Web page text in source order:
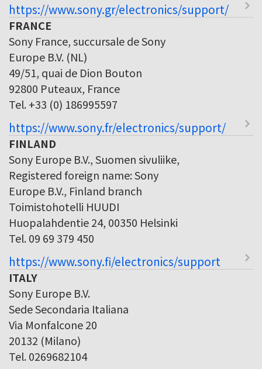
https://www.sony.gr/electronics/support/
FRANCE
Sony France, succursale de Sony
Europe B.V. (NL)
49/51, quai de Dion Bouton
92800 Puteaux, France
Tel. +33 (0) 186995597
https://www.sony.fr/electronics/support/
FINLAND
Sony Europe B.V., Suomen sivuliike,
Registered foreign name: Sony
Europe B.V., Finland branch
Toimistohotelli HUUDI
Huopalahdentie 24, 00350 Helsinki
Tel. 09 69 379 450
https://www.sony.fi/electronics/support
ITALY
Sony Europe B.V.
Sede Secondaria Italiana
Via Monfalcone 20
20132 (Milano)
Tel. 0269682104